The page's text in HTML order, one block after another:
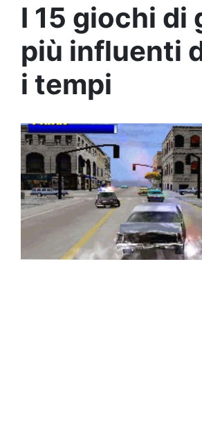
I 15 giochi di
più influenti
i tempi